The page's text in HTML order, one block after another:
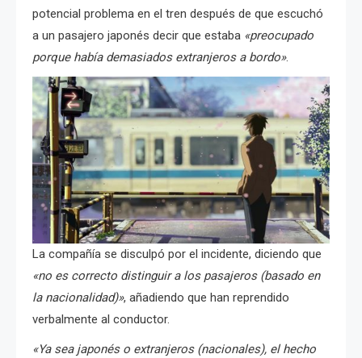
potencial problema en el tren después de que escuchó
a un pasajero japonés decir que estaba «preocupado
porque había demasiados extranjeros a bordo».
La compañía se disculpó por el incidente, diciendo que
«no es correcto distinguir a los pasajeros (basado en
la nacionalidad)», añadiendo que han reprendido
verbalmente al conductor.
«Ya sea japonés o extranjeros (nacionales), el hecho